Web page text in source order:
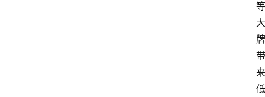
等
大
牌
带
来
低